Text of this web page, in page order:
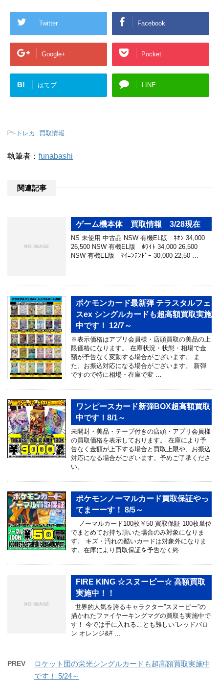
Twitter Facebook
Google+ Pocket
B! はてブ LINE
- トレカ 買取情報
執筆者： funabashi
関連記事
ゲーム機本体 買取情報 3/28現在
NS 未使用 中古品 NSW 有機EL版 ﾈｵﾝ 34,000
26,500 NSW 有機EL版 ﾎﾜｲﾄ 34,000 26,500
NSW 有機EL版 ﾏｲﾆﾝﾃﾝﾄﾞｰ 30,000 22,50 …
ポケモンカード最新弾 テラスタルフェ
スex シングルカードも超高額買取実施
中です！ 12/7～
※表示価格はアプリ会員様・店頭買取の美品の上
限価格になります。 在庫状況・状態・相場で金
額が予告なく変動する場合がございます。 ま
た、お振込対応になる場合がございます。 新弾
ですので特に相場・在庫で変 …
ワンピースカード新弾BOX超高額買取
中です！8/1～
未開封・美品・テープ付きの店頭・アプリ会員様
の買取価格を表示しております。 在庫により予
告なく金額が上下する場合と買取上限や、お振込
対応になる場合がございます。予めご了承くださ
い。
ポケモンノーマルカード買取保証やっ
てまーーす！ 8/5～
ノーマルカード100枚￥50 買取保証 100枚単位
でまとめてお持ち頂いた場合のみ対象になりま
す。 キズ・汚れの酷いカードは対象外になりま
す。在庫により買取保証を予告なく終 …
FIRE KING ☆スヌーピー☆ 高額買取
実施中！！
世界的人気を誇るキャラクター”スヌーピー”の
描かれたファイヤーキングマグの買取も実施中で
す！ 今では手に入れることも難しい”レッドバロ
ン オレンジ&# …
PREV
ロケット団の栄光シングルカードも超高額買取実施中
です！ 5/24～